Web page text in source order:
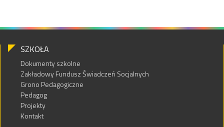
SZKOŁA
Dokumenty szkolne
Zakładowy Fundusz Świadczeń Socjalnych
Grono Pedagogiczne
Pedagog
Projekty
Kontakt